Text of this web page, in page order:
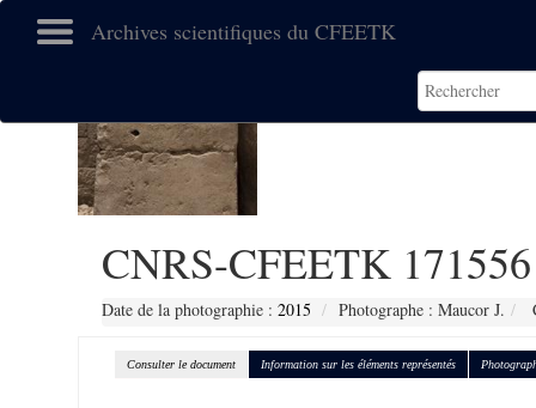
Archives scientifiques du CFEETK
CNRS-CFEETK 171556
Date de la photographie : 2015 Photographe : Maucor J.
Consulter le document Information sur les éléments représentés